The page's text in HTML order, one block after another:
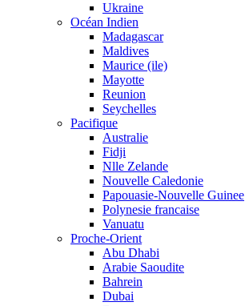
Ukraine
Océan Indien
Madagascar
Maldives
Maurice (ile)
Mayotte
Reunion
Seychelles
Pacifique
Australie
Fidji
Nlle Zelande
Nouvelle Caledonie
Papouasie-Nouvelle Guinee
Polynesie francaise
Vanuatu
Proche-Orient
Abu Dhabi
Arabie Saoudite
Bahrein
Dubai